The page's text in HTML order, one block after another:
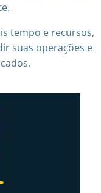
tempo e recursos,
suas operações e